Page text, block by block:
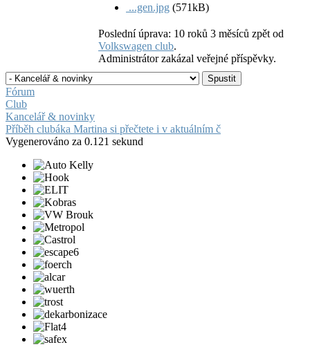
...gen.jpg (571kB)
Poslední úprava: 10 roků 3 měsíců zpět od
Volkswagen club.
Administrátor zakázal veřejné příspěvky.
Fórum
Club
Kancelář & novinky
Příběh clubáka Martina si přečtete i v aktuálním č
Vygenerováno za 0.121 sekund